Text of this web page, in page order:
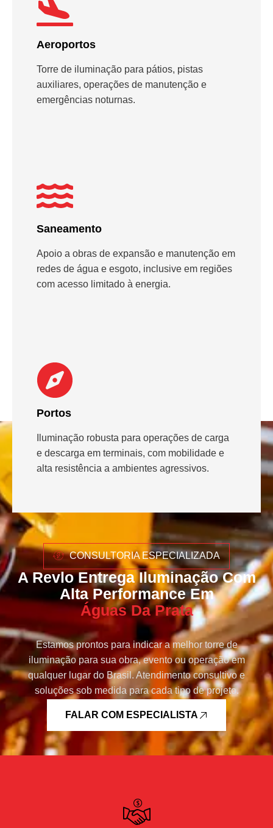
Aeroportos
Torre de iluminação para pátios, pistas
auxiliares, operações de manutenção e
emergências noturnas.
Saneamento
Apoio a obras de expansão e manutenção em
redes de água e esgoto, inclusive em regiões
com acesso limitado à energia.
Portos
Iluminação robusta para operações de carga
e descarga em terminais, com mobilidade e
alta resistência a ambientes agressivos.
CONSULTORIA ESPECIALIZADA
A Revlo Entrega Iluminação Com
Alta Performance Em
Águas Da Prata
Estamos prontos para indicar a melhor torre de
iluminação para sua obra, evento ou operação em
qualquer lugar do Brasil. Atendimento consultivo e
soluções sob medida para cada tipo de projeto.
FALAR COM ESPECIALISTA